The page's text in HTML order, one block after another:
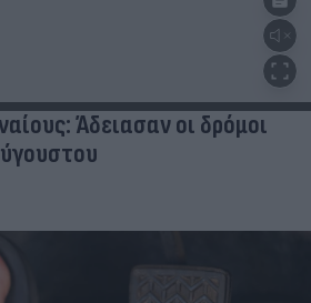
Άδειασαν οι δρόμοι